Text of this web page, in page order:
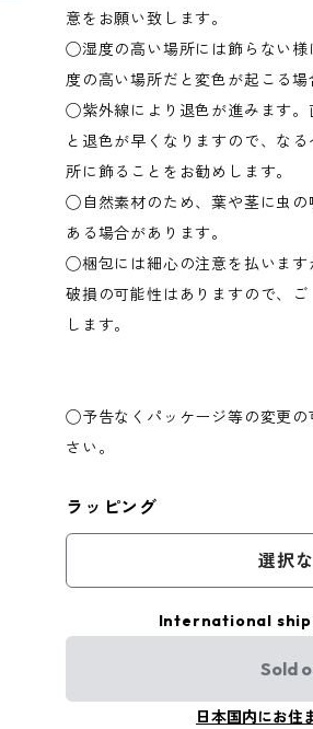
意をお願い致します。
◯湿度の高い場所には飾らない
度の高い場所だと変色が起こる場
◯紫外線により退色が進みます。
と退色が早くなりますので、な
所に飾ることをお勧めします。
◯自然素材のため、葉や茎に虫
ある場合があります。
◯梱包には細心の注意を払います
破損の可能性はありますので、
します。
◯予告なくパッケージ等の変更
さい。
ラッピング
選択
International
Sold
日本国内にお住